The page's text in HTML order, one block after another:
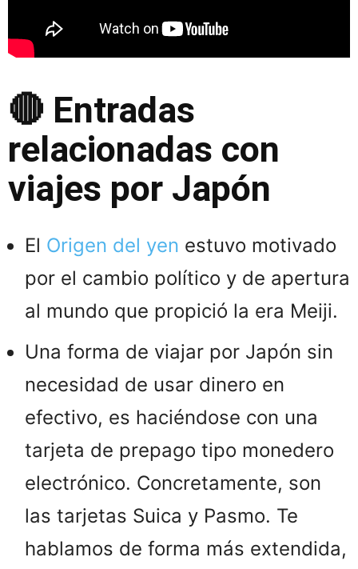
🔴 Entradas
relacionadas con
viajes por Japón
El Origen del yen estuvo motivado
por el cambio político y de apertura
al mundo que propició la era Meiji.
Una forma de viajar por Japón sin
necesidad de usar dinero en
efectivo, es haciéndose con una
tarjeta de prepago tipo monedero
electrónico. Concretamente, son
las tarjetas Suica y Pasmo. Te
hablamos de forma más extendida,